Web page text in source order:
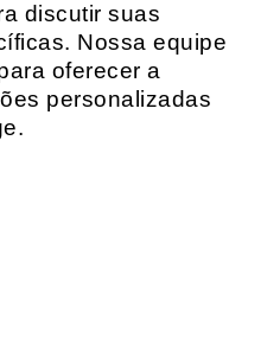
discutir suas
Nossa equipe
oferecer a
personalizadas